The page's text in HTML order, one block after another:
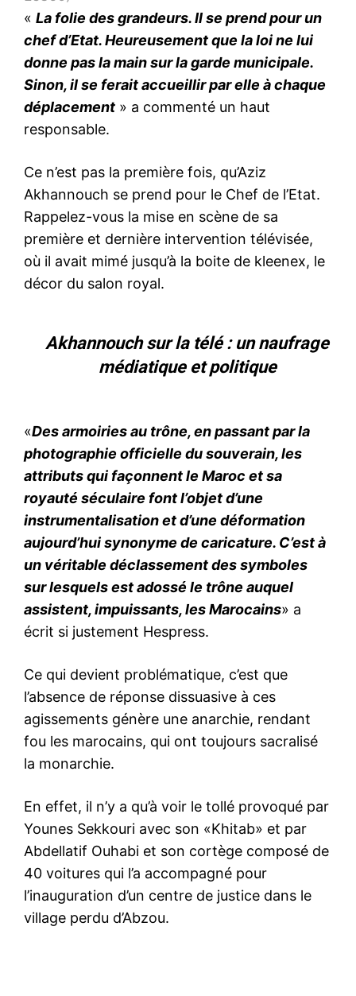
« La folie des grandeurs. Il se prend pour un
chef d’Etat. Heureusement que la loi ne lui
donne pas la main sur la garde municipale.
Sinon, il se ferait accueillir par elle à chaque
déplacement » a commenté un haut
responsable.
Ce n’est pas la première fois, qu’Aziz
Akhannouch se prend pour le Chef de l’Etat.
Rappelez-vous la mise en scène de sa
première et dernière intervention télévisée,
où il avait mimé jusqu’à la boite de kleenex, le
décor du salon royal.
Akhannouch sur la télé : un naufrage
médiatique et politique
«Des armoiries au trône, en passant par la
photographie officielle du souverain, les
attributs qui façonnent le Maroc et sa
royauté séculaire font l’objet d’une
instrumentalisation et d’une déformation
aujourd’hui synonyme de caricature. C’est à
un véritable déclassement des symboles
sur lesquels est adossé le trône auquel
assistent, impuissants, les Marocains» a
écrit si justement Hespress.
Ce qui devient problématique, c’est que
l’absence de réponse dissuasive à ces
agissements génère une anarchie, rendant
fou les marocains, qui ont toujours sacralisé
la monarchie.
En effet, il n’y a qu’à voir le tollé provoqué par
Younes Sekkouri avec son «Khitab» et par
Abdellatif Ouhabi et son cortège composé de
40 voitures qui l’a accompagné pour
l’inauguration d’un centre de justice dans le
village perdu d’Abzou.